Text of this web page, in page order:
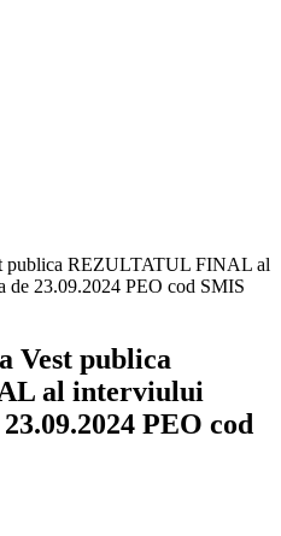
publica REZULTATUL FINAL al
de 23.09.2024 PEO cod SMIS
Vest publica
al interviului
PEO cod